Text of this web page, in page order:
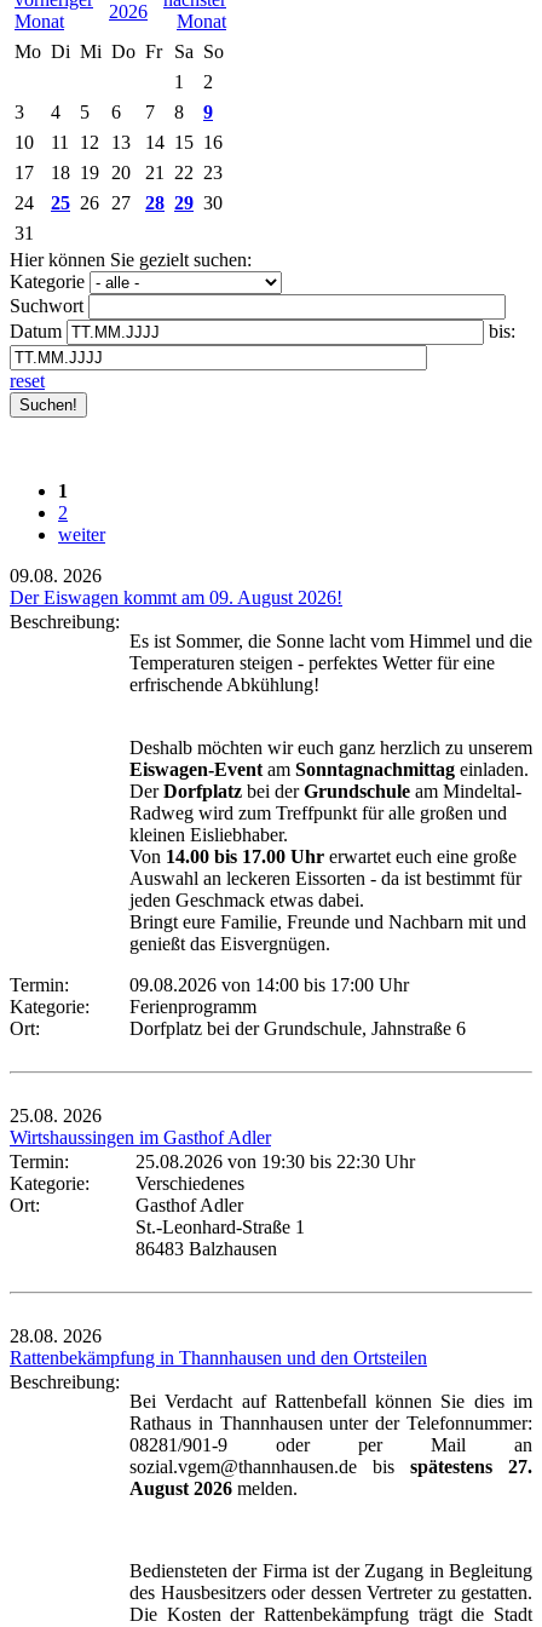
2026
Mo Di Mi Do Fr Sa So
1
2
3
4 5 6 7 8
9
10
11 12 13 14 15 16
17
18 19 20 21 22 23
24
25 26 27 28 29 30
31
Hier können Sie gezielt suchen:
Kategorie
Suchwort
Datum
bis:
reset
1
2
weiter
09.08. 2026
Der Eiswagen kommt am 09. August 2026!
Beschreibung:
Es ist Sommer, die Sonne lacht vom Himmel und die
Temperaturen steigen - perfektes Wetter für eine
erfrischende Abkühlung!
Deshalb möchten wir euch ganz herzlich zu unserem
Eiswagen-Event am Sonntagnachmittag einladen.
DerDorfplatz bei derGrundschule am Mindeltal-
Radweg wird zum Treffpunkt für alle großen und
kleinen Eisliebhaber.
Von 14.00 bis 17.00 Uhr erwartet euch eine große
Auswahl an leckeren Eissorten - da ist bestimmt für
jeden Geschmack etwas dabei.
Bringt eure Familie, Freunde und Nachbarn mit und
genießt das Eisvergnügen.
Termin:
09.08.2026 von 14:00 bis 17:00 Uhr
Kategorie:
Ferienprogramm
Ort:
Dorfplatz bei der Grundschule, Jahnstraße 6
25.08. 2026
Wirtshaussingen im Gasthof Adler
Termin:
25.08.2026 von 19:30 bis 22:30 Uhr
Kategorie:
Verschiedenes
Ort:
Gasthof Adler
St.-Leonhard-Straße 1
86483 Balzhausen
28.08. 2026
Rattenbekämpfung in Thannhausen und den Ortsteilen
Beschreibung:
Bei Verdacht auf Rattenbefall können Sie dies im
Rathaus in Thannhausen unter der Telefonnummer:
08281/901-9 oder per Mail an
sozial.vgem@thannhausen.de bis spätestens 27.
August 2026 melden.
Bediensteten der Firma ist der Zugang in Begleitung
des Hausbesitzers oder dessen Vertreter zu gestatten.
Die Kosten der Rattenbekämpfung trägt die Stadt